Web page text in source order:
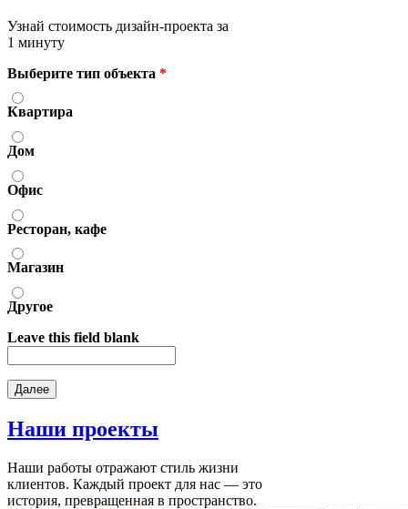
Узнай стоимость дизайн-проекта за
1 минуту
Выберите тип объекта *
Квартира
Дом
Офис
Ресторан, кафе
Магазин
Другое
Leave this field blank
Наши проекты
Наши работы отражают стиль жизни
клиентов. Каждый проект для нас — это
история, превращенная в пространство.